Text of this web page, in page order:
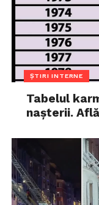
ȘTIRI INTERNE
Tabelul
nașterii.